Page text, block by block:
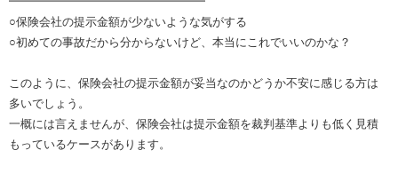
○保険会社の提示金額が少ないような気がする
○初めての事故だから分からないけど、本当にこれでいいのかな？
このように、保険会社の提示金額が妥当なのかどうか不安に感じる方は
多いでしょう。
一概には言えませんが、保険会社は提示金額を裁判基準よりも低く見積
もっているケースがあります。